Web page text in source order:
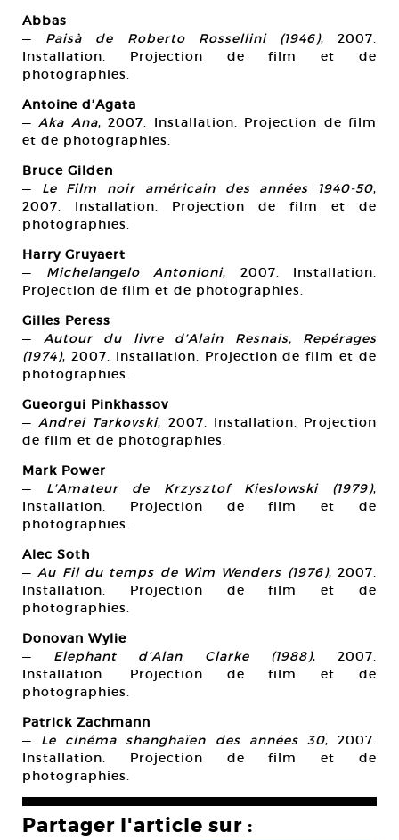
Abbas
— Paisà de Roberto Rossellini (1946), 2007.
Installation. Projection de film et de
photographies.
Antoine d’Agata
—Aka Ana, 2007. Installation. Projection de film
et de photographies.
Bruce Gilden
— Le Film noir américain des années 1940-50,
2007. Installation. Projection de film et de
photographies.
Harry Gruyaert
— Michelangelo Antonioni, 2007. Installation.
Projection de film et de photographies.
Gilles Peress
— Autour du livre d’Alain Resnais, Repérages
(1974), 2007. Installation. Projection de film et de
photographies.
Gueorgui Pinkhassov
—Andrei Tarkovski, 2007. Installation. Projection
de film et de photographies.
Mark Power
— L’Amateur de Krzysztof Kieslowski (1979),
Installation. Projection de film et de
photographies.
Alec Soth
—Au Fil du temps de Wim Wenders (1976), 2007.
Installation. Projection de film et de
photographies.
Donovan Wylie
— Elephant d’Alan Clarke (1988), 2007.
Installation. Projection de film et de
photographies.
Patrick Zachmann
— Le cinéma shanghaïen des années 30, 2007.
Installation. Projection de film et de
photographies.
Partager l'article sur :